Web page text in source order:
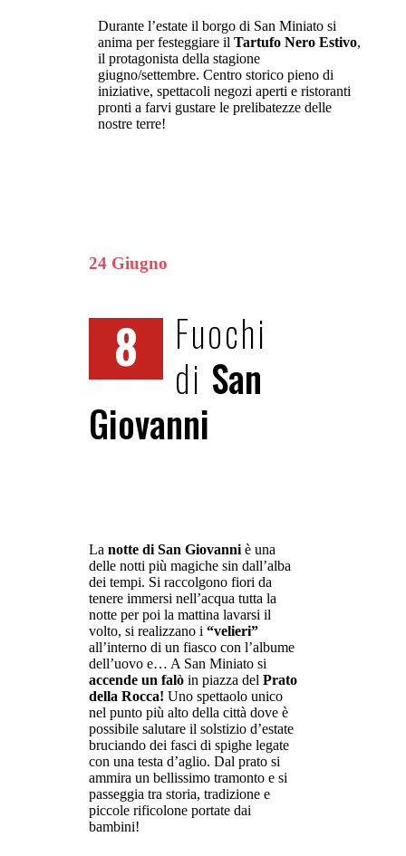
Durante l’estate il borgo di San Miniato si
anima per festeggiare il Tartufo Nero Estivo,
il protagonista della stagione
giugno/settembre. Centro storico pieno di
iniziative, spettacoli negozi aperti e ristoranti
pronti a farvi gustare le prelibatezze delle
nostre terre!
24 Giugno
8
Fuochi
di San
Giovanni
La notte di San Giovanni è una
delle notti più magiche sin dall’alba
dei tempi. Si raccolgono fiori da
tenere immersi nell’acqua tutta la
notte per poi la mattina lavarsi il
volto, si realizzano i “velieri”
all’interno di un fiasco con l’albume
dell’uovo e… A San Miniato si
accende un falò in piazza del Prato
della Rocca! Uno spettaolo unico
nel punto più alto della città dove è
possibile salutare il solstizio d’estate
bruciando dei fasci di spighe legate
con una testa d’aglio. Dal prato si
ammira un bellissimo tramonto e si
passeggia tra storia, tradizione e
piccole rificolone portate dai
bambini!